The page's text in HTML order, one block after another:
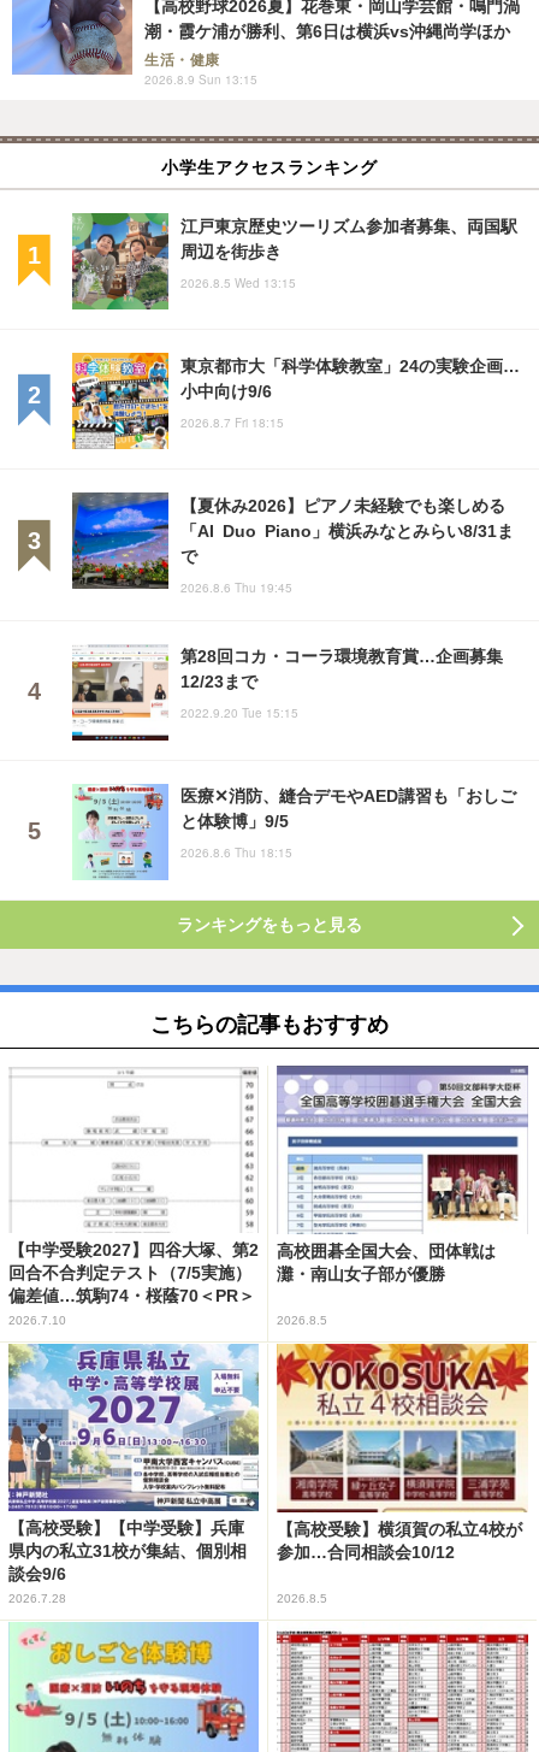
【高校野球2026夏】花巻東・岡山学芸館・鳴門渦
潮・霞ケ浦が勝利、第6日は横浜vs沖縄尚学ほか
生活・健康
2026.8.9 Sun 13:15
小学生アクセスランキング
江戸東京歴史ツーリズム参加者募集、両国駅
周辺を街歩き
2026.8.5 Wed 13:15
東京都市大「科学体験教室」24の実験企画…
小中向け9/6
2026.8.7 Fri 18:15
【夏休み2026】ピアノ未経験でも楽しめる
「AI Duo Piano」横浜みなとみらい8/31ま
で
2026.8.6 Thu 19:45
第28回コカ・コーラ環境教育賞…企画募集
12/23まで
2022.9.20 Tue 15:15
医療✕消防、縫合デモやAED講習も「おしご
と体験博」9/5
2026.8.6 Thu 18:15
ランキングをもっと見る
こちらの記事もおすすめ
【中学受験2027】四谷大塚、第2
回合不合判定テスト（7/5実施）
偏差値…筑駒74・桜蔭70＜PR＞
2026.7.10
高校囲碁全国大会、団体戦は
灘・南山女子部が優勝
2026.8.5
【高校受験】【中学受験】兵庫
県内の私立31校が集結、個別相
談会9/6
2026.7.28
【高校受験】横須賀の私立4校が
参加…合同相談会10/12
2026.8.5